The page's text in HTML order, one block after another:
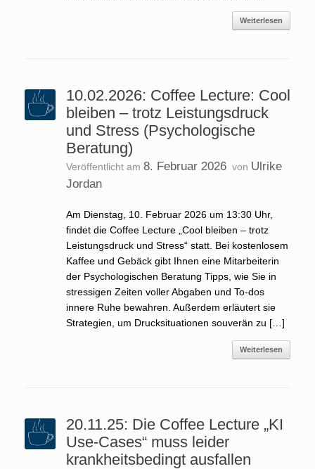
Weiterlesen
10.02.2026: Coffee Lecture: Cool
bleiben – trotz Leistungsdruck
und Stress (Psychologische
Beratung)
Veröffentlicht am 8. Februar 2026 von Ulrike
Jordan
Am Dienstag, 10. Februar 2026 um 13:30 Uhr,
findet die Coffee Lecture „Cool bleiben – trotz
Leistungsdruck und Stress“ statt. Bei kostenlosem
Kaffee und Gebäck gibt Ihnen eine Mitarbeiterin
der Psychologischen Beratung Tipps, wie Sie in
stressigen Zeiten voller Abgaben und To-dos
innere Ruhe bewahren. Außerdem erläutert sie
Strategien, um Drucksituationen souverän zu […]
Weiterlesen
20.11.25: Die Coffee Lecture „KI
Use-Cases“ muss leider
krankheitsbedingt ausfallen